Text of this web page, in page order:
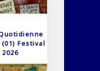
Festival
2026